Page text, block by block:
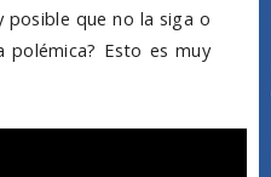
que no la siga o
polémica? Esto es muy